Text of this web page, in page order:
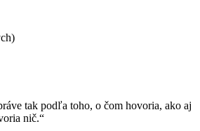
tak podľa toho, o čom hovoria, ako aj
nič.